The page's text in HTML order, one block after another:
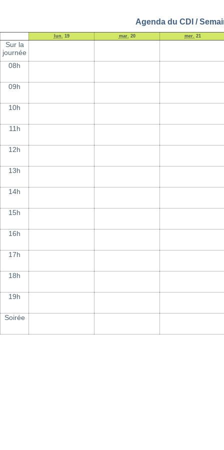
Agenda du CDI /
lun. 19 mar. 20 mer. 21
Sur la
journée
08h
09h
10h
11h
12h
13h
14h
15h
16h
17h
18h
19h
Soirée